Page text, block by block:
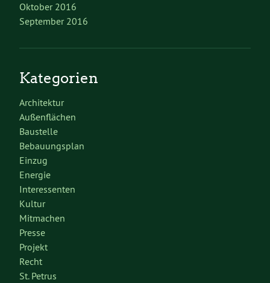
Oktober 2016
September 2016
Kategorien
Architektur
Außenflächen
Baustelle
Bebauungsplan
Einzug
Energie
Interessenten
Kultur
Mitmachen
Presse
Projekt
Recht
St. Petrus